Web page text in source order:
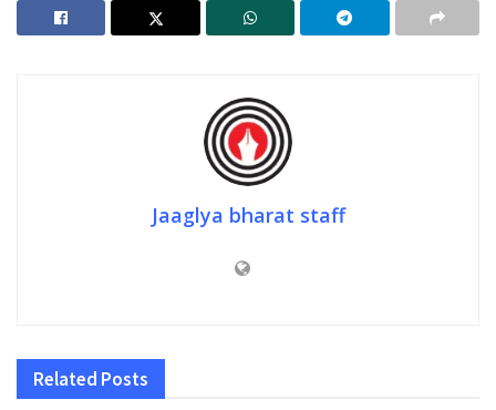
Jaaglya bharat staff
Related Posts